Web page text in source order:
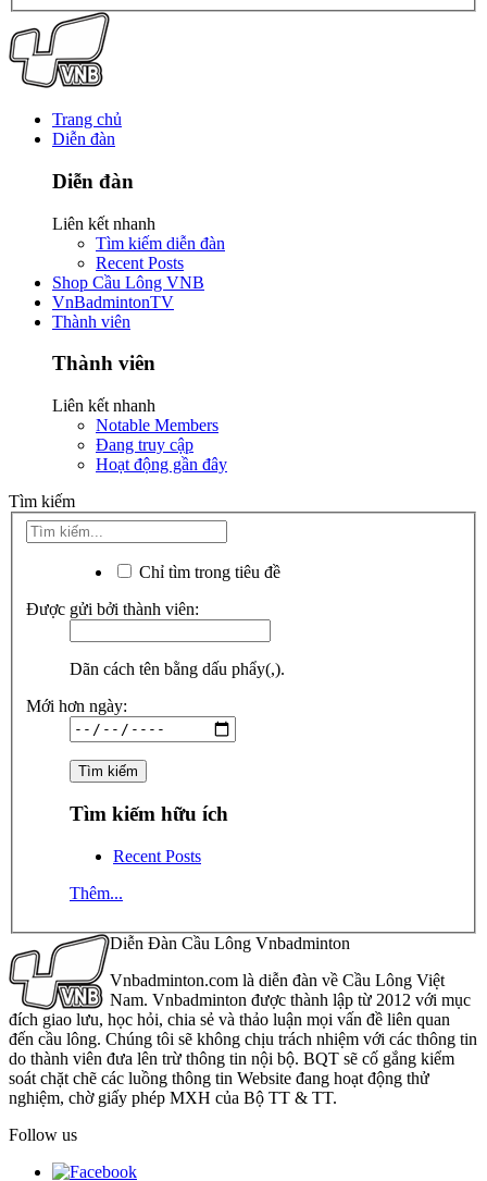
Trang chủ
Diễn đàn
Diễn đàn
Liên kết nhanh
Tìm kiếm diễn đàn
Recent Posts
Shop Cầu Lông VNB
VnBadmintonTV
Thành viên
Thành viên
Liên kết nhanh
Notable Members
Đang truy cập
Hoạt động gần đây
Tìm kiếm
Chỉ tìm trong tiêu đề
Được gửi bởi thành viên:
Dãn cách tên bằng dấu phẩy(,).
Mới hơn ngày:
Tìm kiếm hữu ích
Recent Posts
Thêm...
Diễn Đàn Cầu Lông Vnbadminton
Vnbadminton.com là diễn đàn về Cầu Lông Việt
Nam. Vnbadminton được thành lập từ 2012 với mục
đích giao lưu, học hỏi, chia sẻ và thảo luận mọi vấn đề liên quan
đến cầu lông. Chúng tôi sẽ không chịu trách nhiệm với các thông tin
do thành viên đưa lên trừ thông tin nội bộ. BQT sẽ cố gắng kiểm
soát chặt chẽ các luồng thông tin Website đang hoạt động thử
nghiệm, chờ giấy phép MXH của Bộ TT & TT.
Follow us